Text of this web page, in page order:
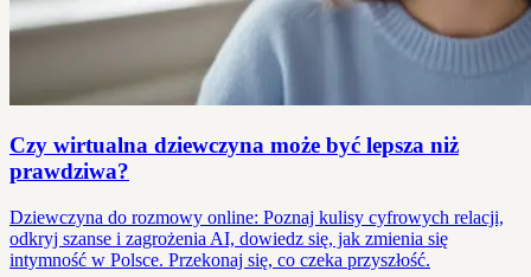
Czy wirtualna dziewczyna może być lepsza niż
prawdziwa?
Dziewczyna do rozmowy online: Poznaj kulisy cyfrowych relacji,
odkryj szanse i zagrożenia AI, dowiedz się, jak zmienia się
intymność w Polsce. Przekonaj się, co czeka przyszłość.